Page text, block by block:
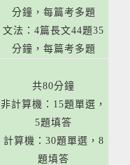
分鐘，每篇考多題
文法：4篇長文44題35
分鐘，每篇考多題
共80分鐘
非計算機：15題單選，
5題填答
計算機：30題單選，8
題填答